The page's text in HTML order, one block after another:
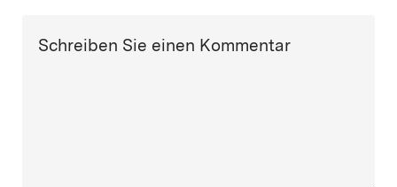
Schreiben Sie einen Kommentar